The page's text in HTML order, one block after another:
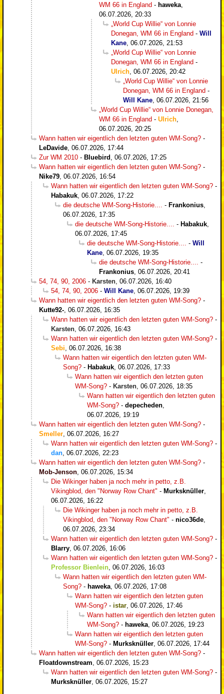
WM 66 in England - haweka
06.07.2026, 20:33
„World Cup Willie“ von Lonnie
Donegan, WM 66 in England - Will
Kane 06.07.2026, 21:53
„World Cup Willie“ von Lonnie
Donegan, WM 66 in England -
Ulrich 06.07.2026, 20:42
„World Cup Willie“ von Lonnie
Donegan, WM 66 in England -
Will Kane 06.07.2026, 21:56
„World Cup Willie“ von Lonnie Donegan,
WM 66 in England - Ulrich
06.07.2026, 20:25
Wann hatten wir eigentlich den letzten guten WM-Song? -
LeDavide 06.07.2026, 17:44
Zur WM 2010 - Bluebird
06.07.2026, 17:25
Wann hatten wir eigentlich den letzten guten WM-Song? -
Nike79 06.07.2026, 16:54
Wann hatten wir eigentlich den letzten guten WM-Song? -
Habakuk 06.07.2026, 17:22
die deutsche WM-Song-Historie....
- Frankonius
06.07.2026, 17:35
die deutsche WM-Song-Historie....
- Habakuk
06.07.2026, 17:45
die deutsche WM-Song-Historie....
- Will
Kane 06.07.2026, 19:35
die deutsche WM-Song-Historie....
-
Frankonius 06.07.2026, 20:41
54, 74, 90, 2006 - Karsten 06.07.2026, 16:40
54, 74, 90, 2006 - Will Kane 06.07.2026, 19:39
Wann hatten wir eigentlich den letzten guten WM-Song? -
Kutte92- 06.07.2026, 16:35
Wann hatten wir eigentlich den letzten guten WM-Song? -
Karsten 06.07.2026, 16:43
Wann hatten wir eigentlich den letzten guten WM-Song? -
Sebi 06.07.2026, 16:38
Wann hatten wir eigentlich den letzten guten WM-
Song? - Habakuk 06.07.2026, 17:33
Wann hatten wir eigentlich den letzten guten
WM-Song? - Karsten 06.07.2026, 18:35
Wann hatten wir eigentlich den letzten guten
WM-Song? - depecheden
06.07.2026, 19:19
Wann hatten wir eigentlich den letzten guten WM-Song? -
Smeller 06.07.2026, 16:27
Wann hatten wir eigentlich den letzten guten WM-Song? -
dan 06.07.2026, 22:23
Wann hatten wir eigentlich den letzten guten WM-Song? -
Mob-Jenson 06.07.2026, 15:34
Die Wikinger haben ja noch mehr in petto, z.B.
Vikingblod, den "Norway Row Chant" - Murksknüller
06.07.2026, 16:22
Die Wikinger haben ja noch mehr in petto, z.B.
Vikingblod, den "Norway Row Chant" - nico36de
06.07.2026, 23:34
Wann hatten wir eigentlich den letzten guten WM-Song? -
Blarry 06.07.2026, 16:06
Wann hatten wir eigentlich den letzten guten WM-Song? -
Professor Bienlein 06.07.2026, 16:03
Wann hatten wir eigentlich den letzten guten WM-
Song? - haweka 06.07.2026, 17:08
Wann hatten wir eigentlich den letzten guten
WM-Song? - istar 06.07.2026, 17:46
Wann hatten wir eigentlich den letzten guten
WM-Song? - haweka 06.07.2026, 19:23
Wann hatten wir eigentlich den letzten guten
WM-Song? - Murksknüller 06.07.2026, 17:44
Wann hatten wir eigentlich den letzten guten WM-Song? -
Floatdownstream 06.07.2026, 15:23
Wann hatten wir eigentlich den letzten guten WM-Song? -
Murksknüller 06.07.2026, 15:27